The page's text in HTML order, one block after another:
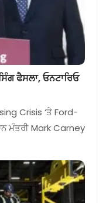
ਫੈਸਲਾ, ਓਨਟਾਰਿਓ
Crisis ‘ਤੇ Ford-
ਮੰਤਰੀ Mark Carney